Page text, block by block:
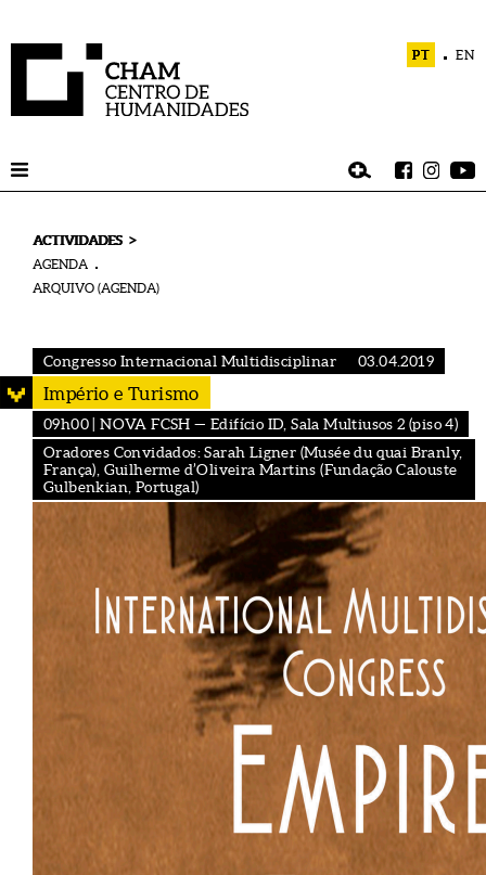
PT EN
ACTIVIDADES >
AGENDA
ARQUIVO (AGENDA)
Congresso Internacional Multidisciplinar 03.04.2019
Império e Turismo
09h00 | NOVA FCSH — Edifício ID, Sala Multiusos 2 (piso 4)
Oradores Convidados: Sarah Ligner (Musée du quai Branly,
França), Guilherme d’Oliveira Martins (Fundação Calouste
Gulbenkian, Portugal)